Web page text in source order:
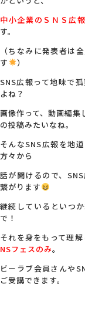
アクセス
採用情報
お問い合わせ
中小企業のＳＮＳ広
す。
（ちなみに発表者は
す
）
SNS広報って地味で
よね？
画像作って、動画編集
の投稿みたいなね。
そんなSNS広報を地
方々から
話が聞けるので、
繋がります
継続しているといつ
で！
それを身をもって理
NSフェスのみ。
ビーラブ会員さんや
ご受講できます。